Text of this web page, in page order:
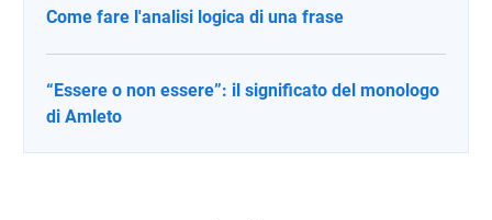
Come fare l'analisi logica di una frase
“Essere o non essere”: il significato del monologo
di Amleto